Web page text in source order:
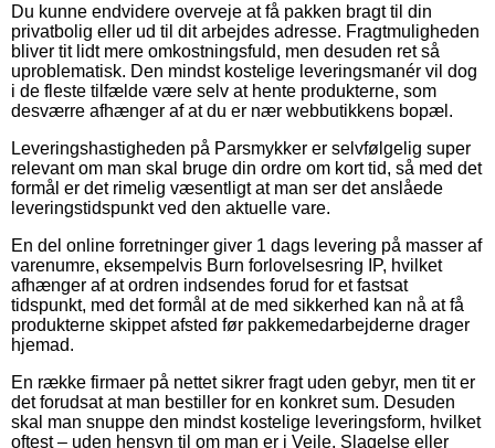
Du kunne endvidere overveje at få pakken bragt til din
privatbolig eller ud til dit arbejdes adresse. Fragtmuligheden
bliver tit lidt mere omkostningsfuld, men desuden ret så
uproblematisk. Den mindst kostelige leveringsmanér vil dog
i de fleste tilfælde være selv at hente produkterne, som
desværre afhænger af at du er nær webbutikkens bopæl.
Leveringshastigheden på Parsmykker er selvfølgelig super
relevant om man skal bruge din ordre om kort tid, så med det
formål er det rimelig væsentligt at man ser det anslåede
leveringstidspunkt ved den aktuelle vare.
En del online forretninger giver 1 dags levering på masser af
varenumre, eksempelvis Burn forlovelsesring IP, hvilket
afhænger af at ordren indsendes forud for et fastsat
tidspunkt, med det formål at de med sikkerhed kan nå at få
produkterne skippet afsted før pakkemedarbejderne drager
hjemad.
En række firmaer på nettet sikrer fragt uden gebyr, men tit er
det forudsat at man bestiller for en konkret sum. Desuden
skal man snuppe den mindst kostelige leveringsform, hvilket
oftest – uden hensyn til om man er i Vejle, Slagelse eller